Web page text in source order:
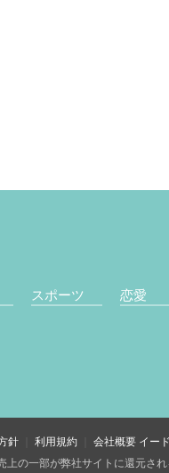
スポーツ 恋愛
針 利用規約 会社概要 イー
の一部が弊社サイトに還元され